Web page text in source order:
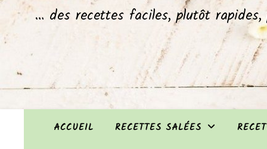
… des recettes faciles, plutôt
ACCUEIL RECETTES SALÉES